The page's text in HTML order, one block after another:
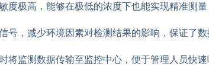
度极高，能够在极低的浓度下也能实现精准测
号，减少环境因素对检测结果的影响，保证了数
将监测数据传输至监控中心，便于管理人员快速